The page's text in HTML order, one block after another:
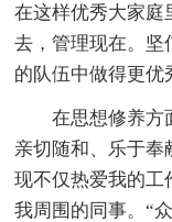
在这样优秀大家庭
去，管理现在。坚
的队伍中做得更优
在思想修养方
亲切随和、乐于奉
现不仅热爱我的工
我周围的同事。“